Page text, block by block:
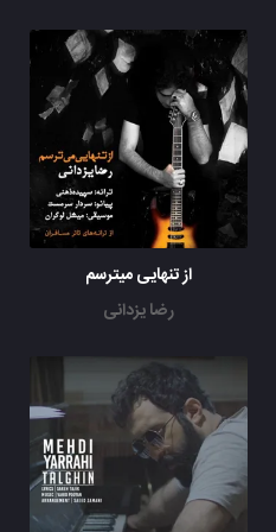
از تنهایی میترسم
رضا یزدانی